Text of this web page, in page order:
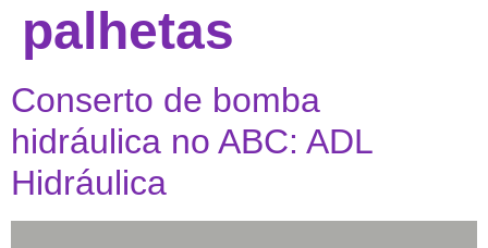
palhetas
Conserto de bomba
hidráulica no ABC: ADL
Hidráulica